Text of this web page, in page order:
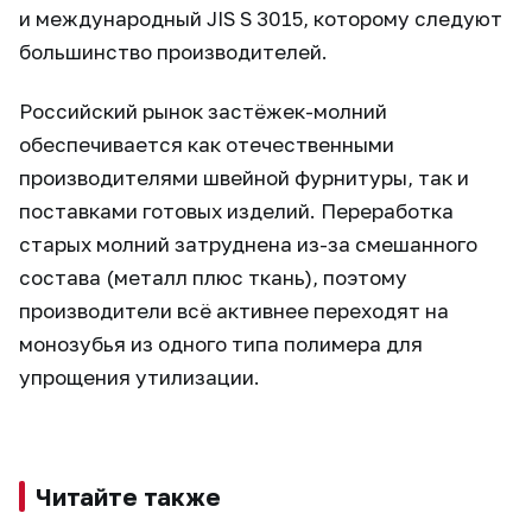
и международный JIS S 3015, которому следуют
большинство производителей.
Российский рынок застёжек-молний
обеспечивается как отечественными
производителями швейной фурнитуры, так и
поставками готовых изделий. Переработка
старых молний затруднена из-за смешанного
состава (металл плюс ткань), поэтому
производители всё активнее переходят на
монозубья из одного типа полимера для
упрощения утилизации.
Читайте также